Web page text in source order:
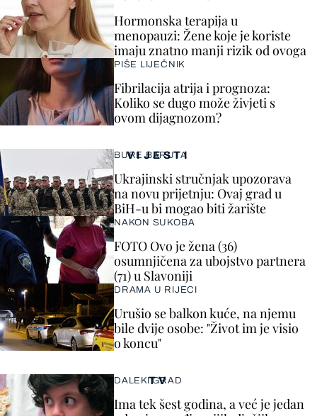
VIJESTI
BURE BARUTA
Ukrajinski stručnjak upozorava
na novu prijetnju: Ovaj grad u
BiH-u bi mogao biti žarište
NAKON SUKOBA
FOTO Ovo je žena (36)
osumnjičena za ubojstvo partnera
(71) u Slavoniji
DRAMA U RIJECI
Urušio se balkon kuće, na njemu
bile dvije osobe: "Život im je visio
o koncu"
Hormonska terapija u
menopauzi: Žene koje je koriste
imaju znatno manji rizik od ovoga
PIŠE LIJEČNIK
Fibrilacija atrija i prognoza:
Koliko se dugo može živjeti s
ovom dijagnozom?
TV
DALEKI GRAD
Ima tek šest godina, a već je jedan